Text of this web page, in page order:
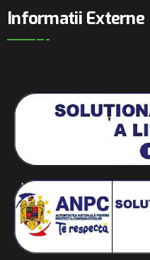
Informatii Externe